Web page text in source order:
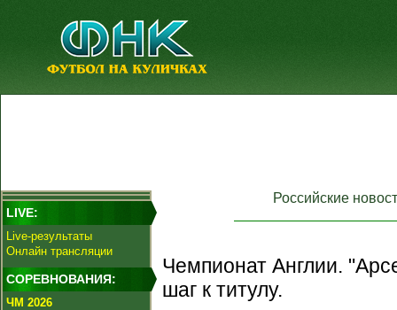
LIVE:
Live-результаты
Онлайн трансляции
СОРЕВНОВАНИЯ:
ЧМ 2026
Российские
Чемпионат Англии.
шаг к титулу.